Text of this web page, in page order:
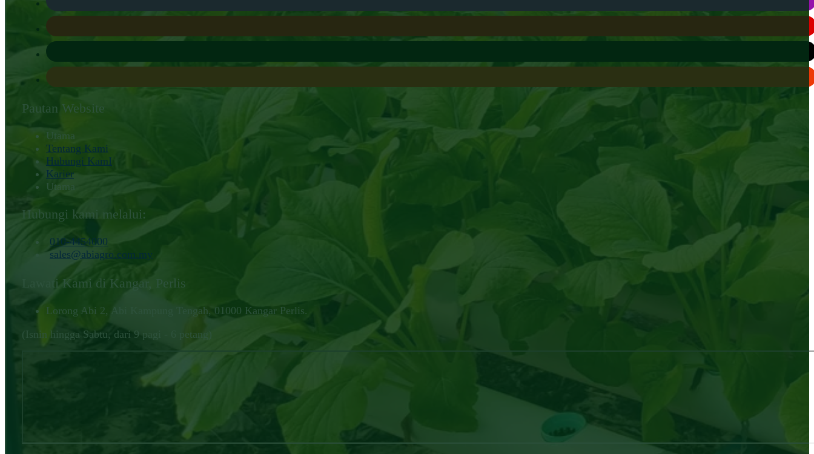
Pautan Website
Utama
Tentang Kami
Hubungi KamI
Karier
Utama
Hubungi kami melalui:
010-4454000‬
sales@abiagro.com.my
Lawati Kami di Kangar, Perlis
Lorong Abi 2, Abi Kampung Tengah, 01000 Kangar Perlis.
(Isnin hingga Sabtu, dari 9 pagi - 6 petang)